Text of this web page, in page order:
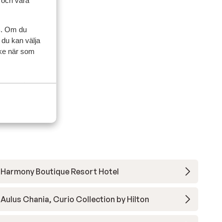
Om du
kan välja
när som
un
Harmony Boutique Resort Hotel
Aulus Chania, Curio Collection by Hilton